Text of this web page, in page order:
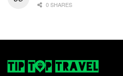
0 SHARES